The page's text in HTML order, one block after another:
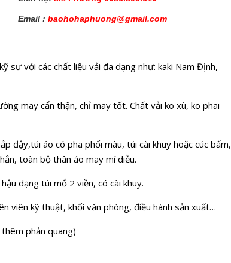
Email :baohohaphuong@gmail.com
sư với các chất liệu vải đa dạng như: kaki Nam Định,
may cẩn thận, chỉ may tốt. Chất vải ko xù, ko phai
đậy,túi áo có pha phối màu, túi cài khuy hoặc cúc bấm,
toàn bộ thân áo may mí diễu.
dạng túi mổ 2 viền, có cài khuy.
viên kỹ thuật, khối văn phòng, điều hành sản xuất…
phản quang)